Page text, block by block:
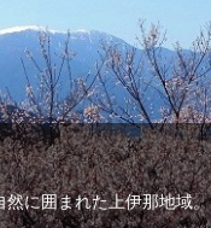
に囲まれた上伊那地域